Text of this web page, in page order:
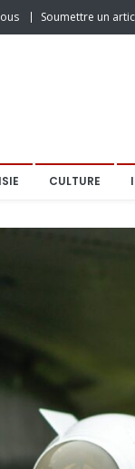
Soumettre un
CULTURE